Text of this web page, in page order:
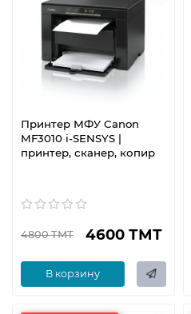
Принтер МФУ Canon
MF3010 i-SENSYS |
принтер, сканер, копир
4800 ТМТ 4600 ТМТ
В корзину